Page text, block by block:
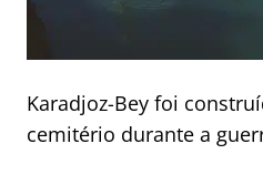
Karadjoz-Bey foi
cemitério durante a